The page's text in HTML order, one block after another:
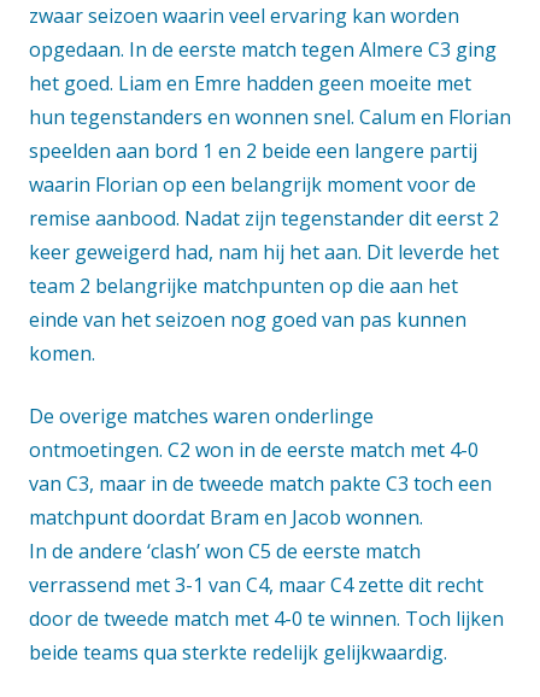
zwaar seizoen waarin veel ervaring kan worden
opgedaan. In de eerste match tegen Almere C3 ging
het goed. Liam en Emre hadden geen moeite met
hun tegenstanders en wonnen snel. Calum en Florian
speelden aan bord 1 en 2 beide een langere partij
waarin Florian op een belangrijk moment voor de
remise aanbood. Nadat zijn tegenstander dit eerst 2
keer geweigerd had, nam hij het aan. Dit leverde het
team 2 belangrijke matchpunten op die aan het
einde van het seizoen nog goed van pas kunnen
komen.
De overige matches waren onderlinge
ontmoetingen. C2 won in de eerste match met 4-0
van C3, maar in de tweede match pakte C3 toch een
matchpunt doordat Bram en Jacob wonnen.
In de andere ‘clash’ won C5 de eerste match
verrassend met 3-1 van C4, maar C4 zette dit recht
door de tweede match met 4-0 te winnen. Toch lijken
beide teams qua sterkte redelijk gelijkwaardig.